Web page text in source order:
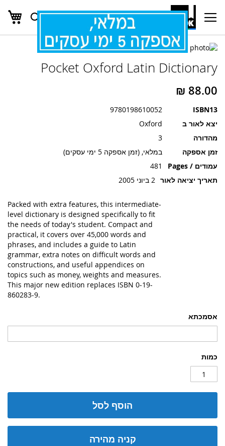
Skip
Content
חפש
אסמכתא
כמות
הוסף לסל
קניה מהירה
Pocket Oxford Latin Dictionary
ISBN13
9780198610052
יצא לאור ב
Oxford
מהדורה
3
זמן אספקה
במלאי, (זמן אספקה 5 ימי עסקים)
עמודים / Pages
481
תאריך יציאה לאור 2 ביוני 2005
Packed with extra features, this intermediate-
level dictionary is designed specifically to fit
the needs of today's student. Compact and
practical, it covers over 45,000 words and
phrases, and includes a guide to Latin
grammar, extra notes on difficult words and
constructions, and useful appendices on
topics such as money, weights and measures.
This major new edition replaces ISBN 0-19-
860283-9.
לדלג
של
גלריית
תמונות
להתחלה
של
גלריית
תמונות